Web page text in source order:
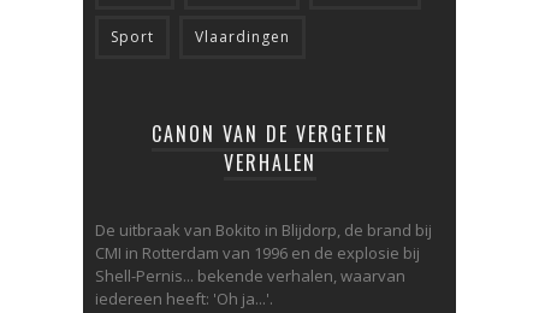
Sport Vlaardingen
CANON VAN DE VERGETEN
VERHALEN
De uitbraak van Bokito in Blijdorp, de brand bij
CMI in Rotterdam van 1996 en de explosie bij
Shell-Pernis... bekende verhalen, waarvan
iedereen heeft: 'Oh ja...'.